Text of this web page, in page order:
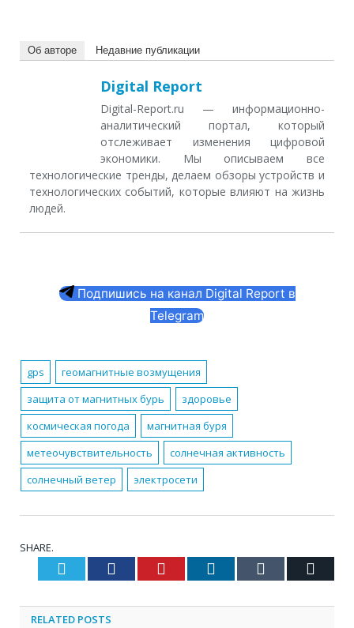
Об авторе Недавние публикации
Digital Report
Digital-Report.ru — информационно-
аналитический портал, который
отслеживает изменения цифровой
экономики. Мы описываем все
технологические тренды, делаем обзоры устройств и
технологических событий, которые влияют на жизнь
людей.
Подпишись на канал Digital Report в
Telegram
gps
геомагнитные возмущения
защита от магнитных бурь
здоровье
космическая погода
магнитная буря
метеочувствительность
солнечная активность
солнечный ветер
электросети
SHARE.
Twitter Facebook Pinterest LinkedIn Tumblr
RELATED POSTS